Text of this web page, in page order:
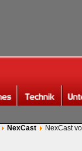
NexCast NexCast